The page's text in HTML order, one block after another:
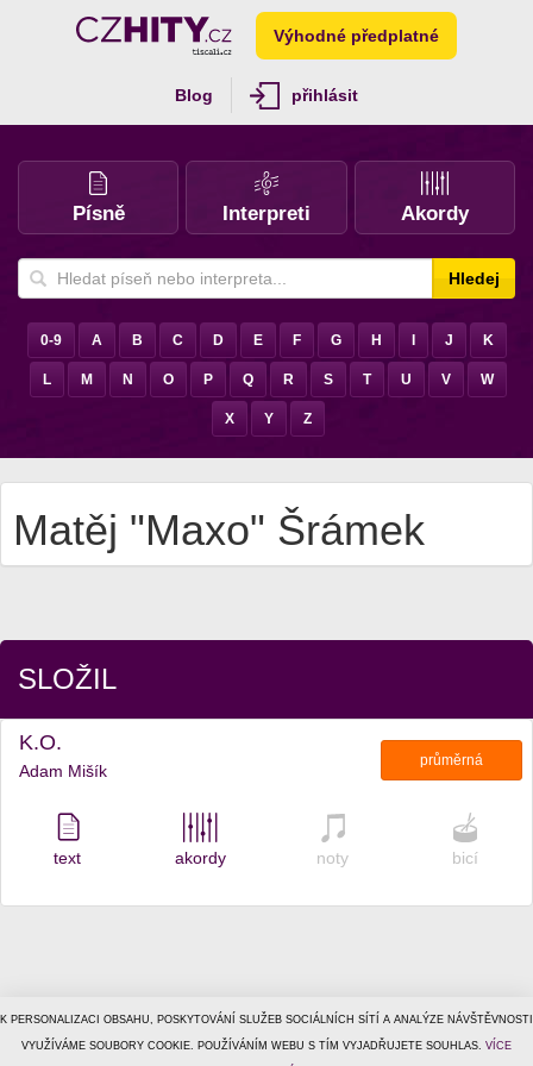
K PERSONALIZACI OBSAHU, POSKYTOVÁNÍ SLUŽEB SOCIÁLNÍCH SÍTÍ A ANALÝZE NÁVŠTĚVNOSTI
VYUŽÍVÁME SOUBORY COOKIE. POUŽÍVÁNÍM WEBU S TÍM VYJADŘUJETE SOUHLAS. VÍCE
Výhodné předplatné
Blog přihlásit
Písně Interpreti Akordy
Hledej
0-9 A B C D E F G H J K
L M N O P Q R S T U V W
X Y Z
Matěj "Maxo" Šrámek
SLOŽIL
K.O.
Adam Mišík
průměrná
text akordy noty bicí
© 1996–2026Tiscali Media, a.s. ISSN 1801-5131